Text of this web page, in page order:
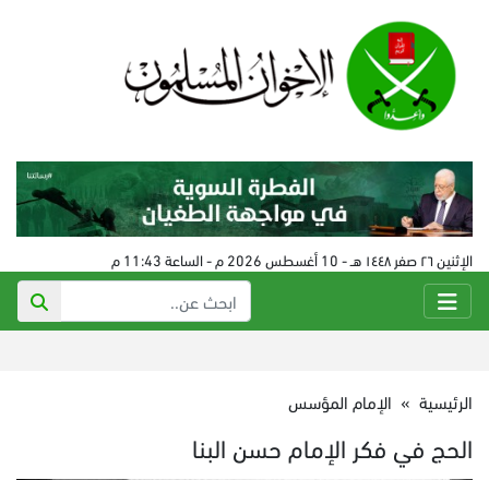
الإثنين ٢٦ صفر ١٤٤٨ هـ - 10 أغسطس 2026 م - الساعة 11:43 م
الرئيسية » الإمام المؤسس
الحج في فكر الإمام حسن البنا